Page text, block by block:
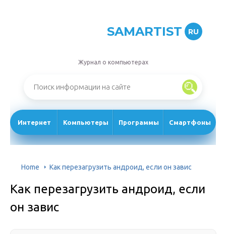
SAMARTIST RU
Журнал о компьютерах
Интернет Компьютеры Программы Смартфоны
Home Как перезагрузить андроид, если он завис
Как перезагрузить андроид, если
он завис